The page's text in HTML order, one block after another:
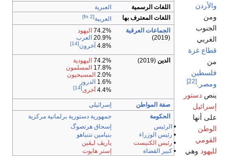
اللغات الرسمية
العبرية
اللغات المعترف بها
العربية[fn 2]
الجماعات العرقية
74.2% اليهود
20.9% العرب
4.8% آخرون[14]
(2019)
74.2% اليهودية
17.8% المسلمون
2.0% المسيحيون
1.6% الدروز
4.4% أخرى [14]
صفة المواطن
إسرائيلي
الحكومة
جمهورية دستورية برلمانية مركزية
الرئيس
إسحاق هرتصوگ
رئيس الوزراء
بنيامين نتنياهو
رئيس الكنيست
ياريڤ لـِڤين
•كبير القضاة
إستر هايوت
غزة
.
دستور
أنها
وهي